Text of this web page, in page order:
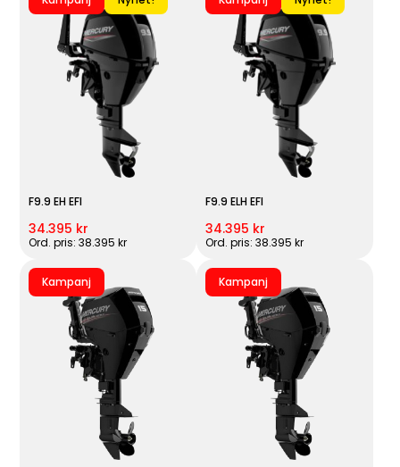
F9.9 EH EFI
34.395 kr
Ord. pris: 38.395 kr
F9.9 ELH EFI
34.395 kr
Ord. pris: 38.395 kr
Kampanj Kampanj